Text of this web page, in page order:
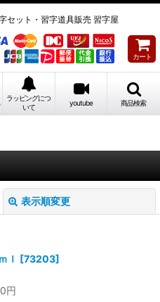
ット・習字道具販売 習字屋
カート
ラッピングにつ
いて
youtube 商品検索
表示順変更
ｌ [73203]
円